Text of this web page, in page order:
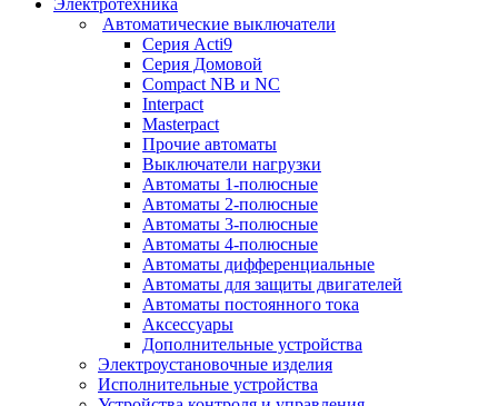
Автоматические выключатели
Серия Acti9
Серия Домовой
Compact NB и NC
Interpact
Masterpact
Прочие автоматы
Выключатели нагрузки
Автоматы 1-полюсные
Автоматы 2-полюсные
Автоматы 3-полюсные
Автоматы 4-полюсные
Автоматы дифференциальные
Автоматы для защиты двигателей
Автоматы постоянного тока
Аксессуары
Дополнительные устройства
Электроустановочные изделия
Исполнительные устройства